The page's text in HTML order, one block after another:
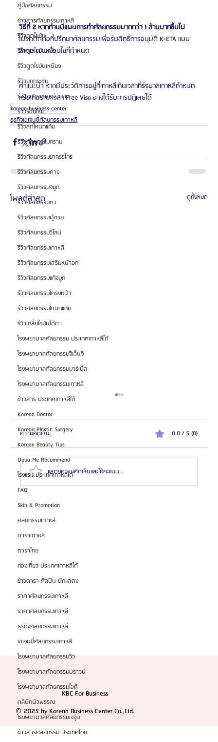
คู่มือศัลยกรรม
ข่าวสารศัลยกรรมเกาหลี
รีวิวดูดไขมัน
รีวิวดูดไขมันหน้า
รีวิวดูดไขมันเหนียง
รีวิวยกกระชับ
รีวิวยกกระชับหน้าผาก
รีวิวร้อยไหม
รีวิวลดโหนกแก้ม
รีวิวศัลยกรรมกราม
รีวิวศัลยกรรมขากรรไกร
รีวิวศัลยกรรมคาง
รีวิวศัลยกรรมจมูก
รีวิวศัลยกรรมตา
รีวิวศัลยกรรมผู้ชาย
รีวิวศัลยกรรมวีไลน์
รีวิวศัลยกรรมเกาหลี
รีวิวศัลยกรรมเสริมหน้าอก
รีวิวศัลยกรรมแก้จมูก
รีวิวศัลยกรรมโครงหน้า
รีวิวศัลยกรรมโหนกแก้ม
รีวิวเกลี่ยไขมันใต้ตา
โรงพยาบาลศัลยกรรม ประเทศเกาหลีใต้
โรงพยาบาลศัลยกรรมจีเอ็นจี
โรงพยาบาลศัลยกรรมมาร์เบิ้ล
โรงพยาบาลศัลยกรรมเกาหลี
ข่าวสาร ประเทศเกาหลีใต้
Korean Doctor
Korean Plastic Surgery
Korean Beauty Tips
Oppa Me Recommend
โรงแรม ประเทศเกาหลีใต้
FAQ
Skin & Promotion
ศัลยกรรมเกาหลี
ดาราเกาหลี
ดาราไทย
ท่องเที่ยว ประเทศเกาหลีใต้
ข่าวดารา ศิลปิน นักแสดง
ราคาศัลยกรรมเกาหลี
ราคาศัลยกรรมเกาหลี
ธุรกิจศัลยกรรมเกาหลี
เอเจนซี่ศัลยกรรมเกาหลี
โรงพยาบาลศัลยกรรมวิว
โรงพยาบาลศัลยกรรมบราวน์
โรงพยาบาลศัลยกรรมไอดี
คลินิกผิวพรรณ
โรงพยาบาลศัลยกรรมเจจุน
ข่าวสารศัลยกรรม ประเทศไทย
วิธีที่ 2 หากท่านมีแผนการทำศัลยกรรมมากกว่า 1 ล้านบาทขึ้นไป
โปรดติดต่อที่ปรึกษาศัลยกรรมเพื่อรับสิทธิ์การอนุมัติ K-ETA แบบ
พิเศษ ตามเงื่อนไขที่กำหนด
คำแนะนำ หากมีประวัติการอยู่ที่เกาหลีเกินเวลาที่รัฐบาลเกาหลีกำหนด
หรือเกินระยะเวลา Free Visa อาจได้รับการปฎิเสธได้
korean business center
ธุรกิจเอเจนซี่ศัลยกรรมเกาหลี
โพสต์ล่าสุด ดูทั้งหมด
KBC x TikTok โอกาสพิเศษสำหรับสมาชิก KBC - ธุรกิจ
เอเจนซี่ศัลยกรรมเกาหลี
ความคิดเห็น 0.0 / 5 (0)
แสดงความคิดเห็นและให้คะแนน...
KBC For Business
© 2025 by Korean Business Center Co.,Ltd.